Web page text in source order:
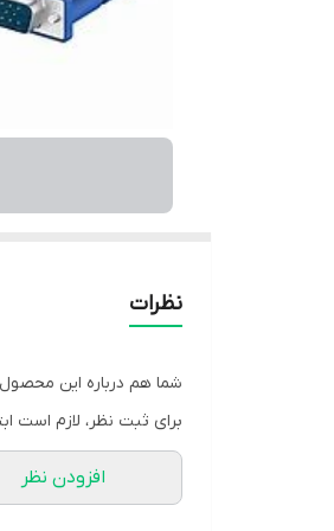
نظرات
شما هم درباره این
برای ثبت نظر، لازم است
افزودن نظر